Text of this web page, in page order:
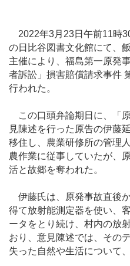
2022年3月23日午前11時
の日比谷図書文化館にて、
主催により、福島第一原発
者訴訟」損害賠償請求事件
行われた。
この口頭弁論期日に、「
見陳述を行った原告の伊藤
移住し、農業研修所の管理
農作業に従事していたが、
活と故郷を奪われた。
伊藤氏は、原発事故直後
得て放射能測定器を使い、
ータをとり続け、村内の放
おり、意見陳述では、その
失った自然や生活について